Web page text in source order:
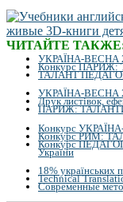
ЧИТАЙТЕ
УКРАЇНА-ВЕСНА
Конкурс ПАРИЖ:
ТАЛАНТ
УКРАЇНА-ВЕСНА
Друк листівок,
ПАРИЖ: ТАЛАНТИ
Конкурс
Конкурс РИМ:
Конкурс
України
18% українських
Technical
Современные